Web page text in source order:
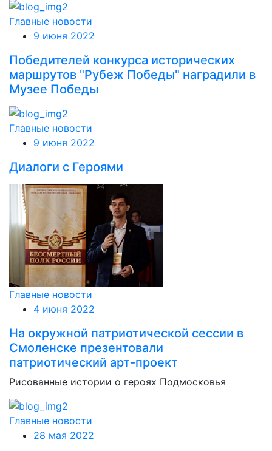
Главные новости
9 июня 2022
Победителей конкурса исторических
маршрутов "Рубеж Победы" наградили в
Музее Победы
Главные новости
9 июня 2022
Диалоги с Героями
Главные новости
4 июня 2022
На окружной патриотической сессии в
Смоленске презентовали
патриотический арт-проект
Рисованные истории о героях Подмосковья
Главные новости
28 мая 2022